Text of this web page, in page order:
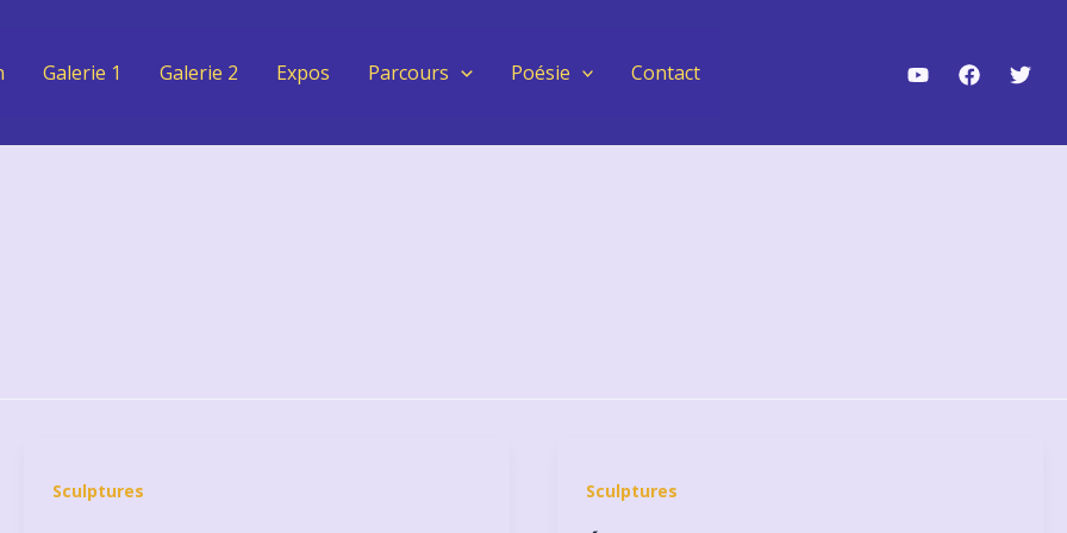
Galerie 1 Galerie 2 Expos Parcours Poésie Contact
Sculptures Sculptures